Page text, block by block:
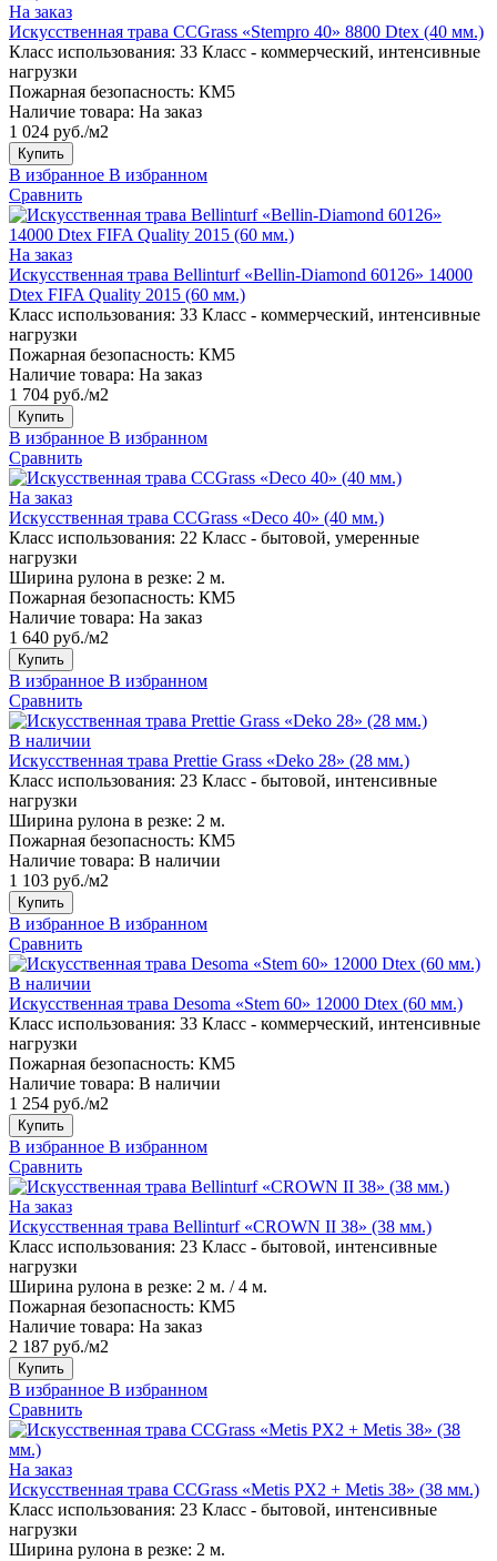
На заказ
Искусственная трава CCGrass «Stempro 40» 8800 Dtex (40 мм.)
Класс использования: 33 Класс - коммерческий, интенсивные
нагрузки
Пожарная безопасность: КМ5
Наличие товара: На заказ
1 024 руб./м2
Купить
В избранное В избранном
Сравнить
На заказ
Искусственная трава Bellinturf «Bellin-Diamond 60126» 14000
Dtex FIFA Quality 2015 (60 мм.)
Класс использования: 33 Класс - коммерческий, интенсивные
нагрузки
Пожарная безопасность: КМ5
Наличие товара: На заказ
1 704 руб./м2
Купить
В избранное В избранном
Сравнить
На заказ
Искусственная трава CCGrass «Deco 40» (40 мм.)
Класс использования: 22 Класс - бытовой, умеренные
нагрузки
Ширина рулона в резке: 2 м.
Пожарная безопасность: КМ5
Наличие товара: На заказ
1 640 руб./м2
Купить
В избранное В избранном
Сравнить
В наличии
Искусственная трава Prettie Grass «Deko 28» (28 мм.)
Класс использования: 23 Класс - бытовой, интенсивные
нагрузки
Ширина рулона в резке: 2 м.
Пожарная безопасность: КМ5
Наличие товара: В наличии
1 103 руб./м2
Купить
В избранное В избранном
Сравнить
В наличии
Искусственная трава Desoma «Stem 60» 12000 Dtex (60 мм.)
Класс использования: 33 Класс - коммерческий, интенсивные
нагрузки
Пожарная безопасность: КМ5
Наличие товара: В наличии
1 254 руб./м2
Купить
В избранное В избранном
Сравнить
На заказ
Искусственная трава Bellinturf «CROWN II 38» (38 мм.)
Класс использования: 23 Класс - бытовой, интенсивные
нагрузки
Ширина рулона в резке: 2 м. / 4 м.
Пожарная безопасность: КМ5
Наличие товара: На заказ
2 187 руб./м2
Купить
В избранное В избранном
Сравнить
На заказ
Искусственная трава CCGrass «Metis PX2 + Metis 38» (38 мм.)
Класс использования: 23 Класс - бытовой, интенсивные
нагрузки
Ширина рулона в резке: 2 м.